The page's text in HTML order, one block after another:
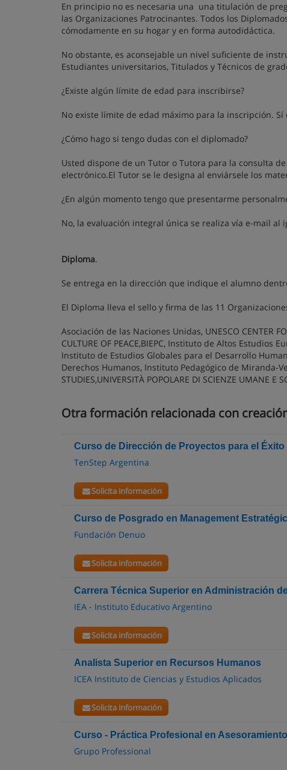
En principio no es necesaria una una titulación de
las Organizaciones Patrocinantes. Todos los
cómodamente en su hogar y en forma autodidáctica.
No obstante, es aconsejable un nivel suficiente de
Estudiantes universitarios, Titulados y Técnicos de
¿Existe algún límite de edad para inscribirse?
No existe límite de edad máximo para la inscripción. Sí
¿Cómo hago si tengo dudas con el diplomado?
Usted dispone de un Tutor o Tutora para la consulta
electrónico.El Tutor se le designa al enviársele los
¿En algún momento tengo que presentarme
No, la evaluación integral única se realiza vía e-mail al
Diploma.
Se entrega en la dirección que indique el alumno
El Diploma lleva el sello y firma de las 11
Asociación de las Naciones Unidas, UNESCO CENTER
CULTURE OF PEACE,BIEPC, Instituto de Altos
Instituto de Estudios Globales para el Desarrollo
Derechos Humanos, Instituto Pedagógico de Miranda-
STUDIES,UNIVERSITÀ POPOLARE DI SCIENZE UMANE E
Otra formación relacionada con
Curso de Dirección de Proyectos para el Éxito
TenStep Argentina
Solicita información
Curso de Posgrado en Management
Fundación Denuo
Solicita información
Carrera Técnica Superior en Administración
IEA - Instituto Educativo Argentino
Solicita información
Analista Superior en Recursos Humanos
ICEA Instituto de Ciencias y Estudios Aplicados
Solicita información
Curso - Práctica Profesional en
Grupo Professional